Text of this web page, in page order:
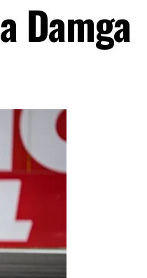
Damga